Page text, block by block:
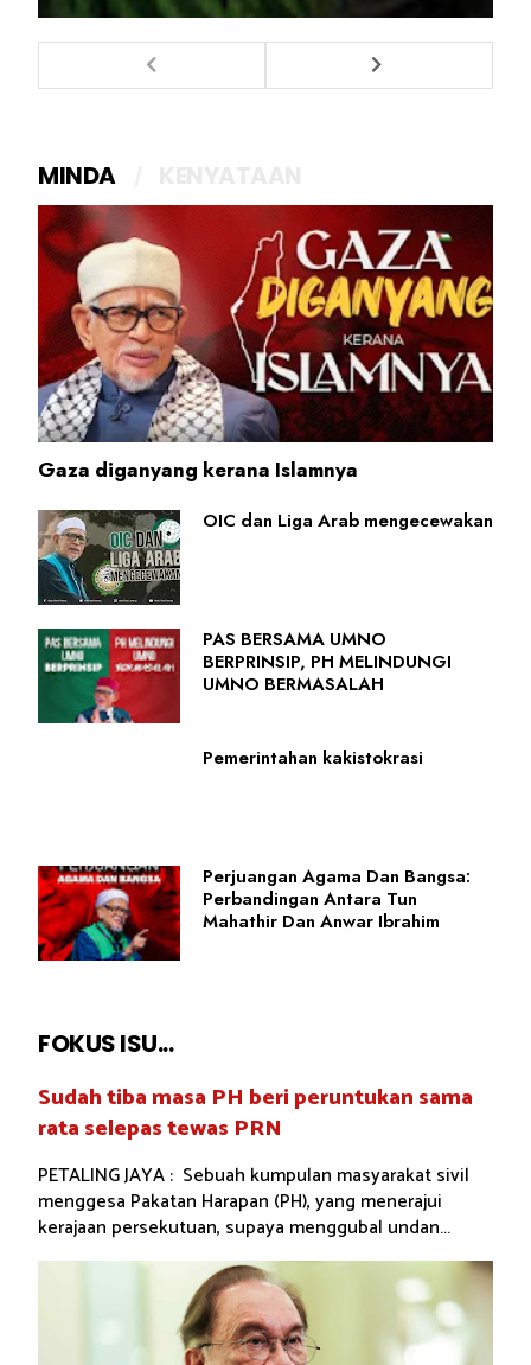
MINDA
Gaza diganyang kerana Islamnya
OIC dan Liga Arab mengecewakan
PAS BERSAMA UMNO
BERPRINSIP, PH MELINDUNGI
UMNO BERMASALAH
Pemerintahan kakistokrasi
Perjuangan Agama Dan Bangsa:
Perbandingan Antara Tun
Mahathir Dan Anwar Ibrahim
FOKUS ISU...
Sudah tiba masa PH beri peruntukan sama
rata selepas tewas PRN
PETALING JAYA : Sebuah kumpulan masyarakat sivil
menggesa Pakatan Harapan (PH), yang menerajui
kerajaan persekutuan, supaya menggubal undan...